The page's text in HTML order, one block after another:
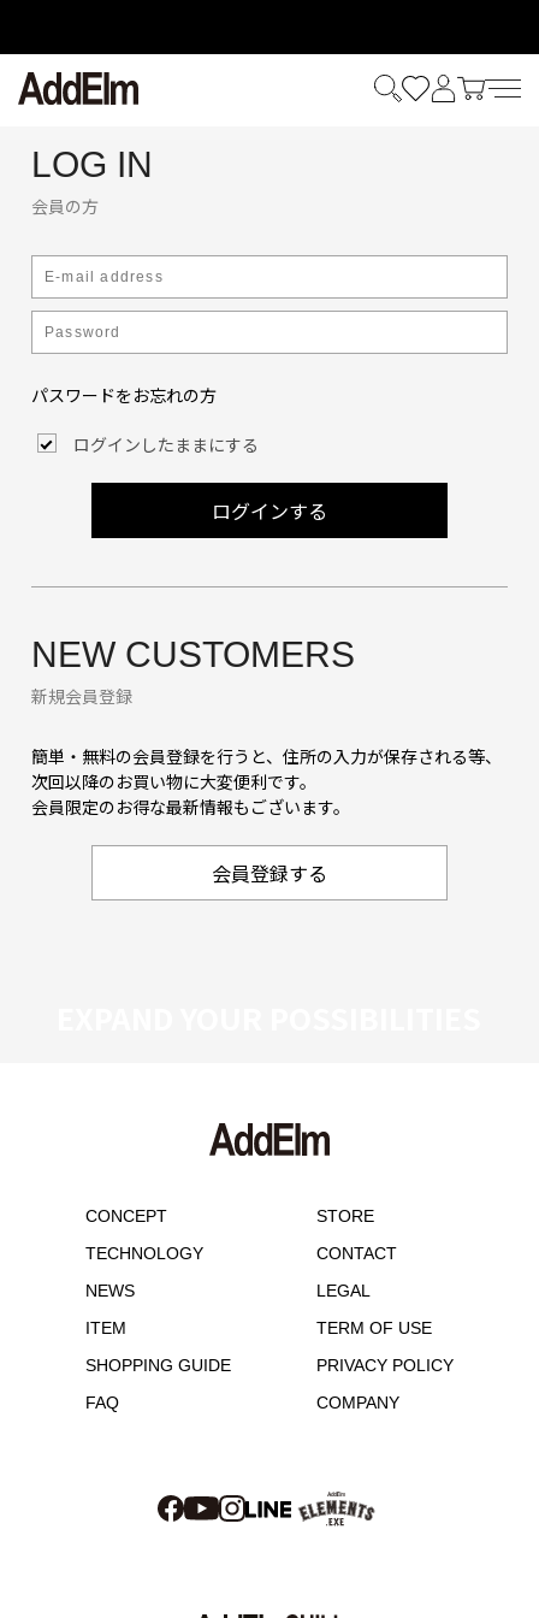
HOME LOG IN
LOG IN
会員の方
パスワードをお忘れの方
ログインしたままにする
ログインする
NEW CUSTOMERS
新規会員登録
簡単・無料の会員登録を行うと、住所の入力が保存される等、
次回以降のお買い物に大変便利です。
会員限定のお得な最新情報もございます。
会員登録する
CONCEPT
TECHNOLOGY
NEWS
ITEM
SHOPPING GUIDE
FAQ
STORE
CONTACT
LEGAL
TERM OF USE
PRIVACY POLICY
COMPANY